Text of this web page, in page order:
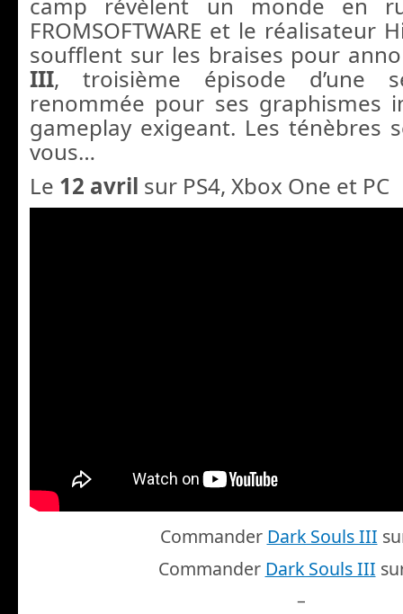
camp révèlent un monde en
FROMSOFTWARE et le réalisateur
soufflent sur les braises pour
III, troisième épisode d’une
renommée pour ses graphismes
gameplay exigeant. Les ténèbres
vous…
Le 12 avril sur PS4, Xbox One et PC
Commander Dark Souls III
Commander Dark Souls III
–